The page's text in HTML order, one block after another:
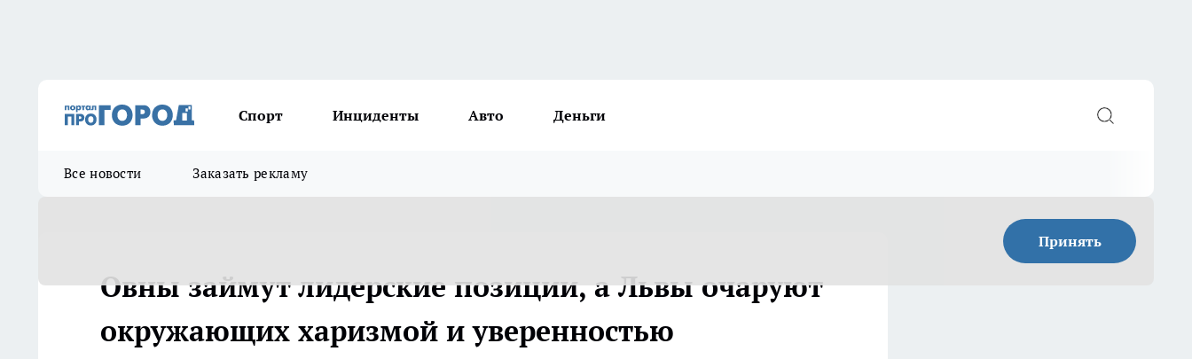
Спорт Инциденты Авто Деньги
Все новости Заказать рекламу
Принять
Овны займут лидерские позиции, а Львы очаруют
окружающих харизмой и уверенностью